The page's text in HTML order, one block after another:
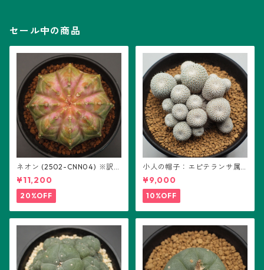
セール中の商品
ネオン (2502-CNN04) ※訳あ
り：ギムノカリキウム属 ※実
生
¥11,200
20%OFF
小人の帽子：エピテランサ属
(B01)
¥9,000
10%OFF